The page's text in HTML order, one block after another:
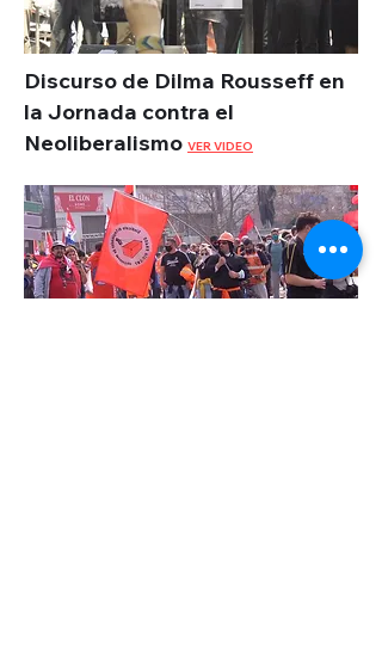
Discurso de Dilma Rousseff en
la Jornada contra el
Neoliberalismo VER VIDEO